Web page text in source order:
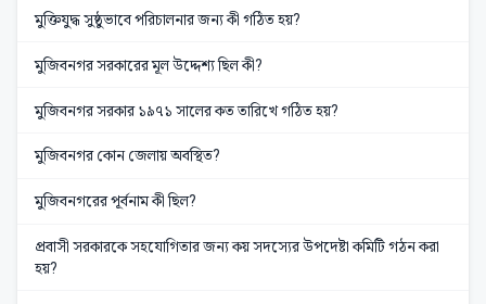
মুক্তিযুদ্ধ সুষ্ঠুভাবে পরিচালনার জন্য কী গঠিত হয়?
মুজিবনগর সরকারের মূল উদ্দেশ্য ছিল কী?
মুজিবনগর সরকার ১৯৭১ সালের কত তারিখে গঠিত হয়?
মুজিবনগর কোন জেলায় অবস্থিত?
মুজিবনগরের পূর্বনাম কী ছিল?
প্রবাসী সরকারকে সহযোগিতার জন্য কয় সদস্যের উপদেষ্টা কমিটি গঠন করা
হয়?